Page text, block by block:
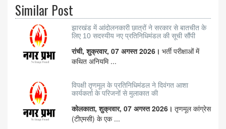
Similar Post
झारखंड में आंदोलनकारी छात्रों ने सरकार से बातचीत के
लिए 10 सदस्यीय नए प्रतिनिधिमंडल की सूची सौंपी
रांची, शुक्रवार, 07 अगस्त 2026। भर्ती परीक्षाओं में
कथित अनियमि ...
विपक्षी तृणमूल के प्रतिनिधिमंडल ने दिवंगत आशा
कार्यकर्ता के परिजनों से मुलाकात की
कोलकाता, शुक्रवार, 07 अगस्त 2026। तृणमूल कांग्रेस
(टीएमसी) के एक ...